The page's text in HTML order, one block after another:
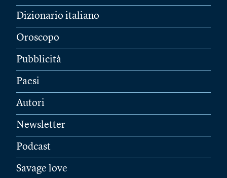
Dizionario italiano
Oroscopo
Pubblicità
Paesi
Autori
Newsletter
Podcast
Savage love